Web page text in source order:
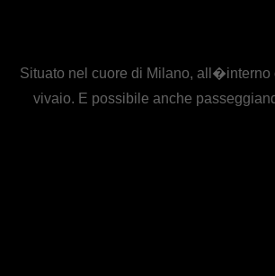
Situato nel cuore di Milano, all�interno
vivaio. E possibile anche